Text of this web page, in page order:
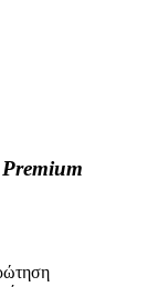
Premium